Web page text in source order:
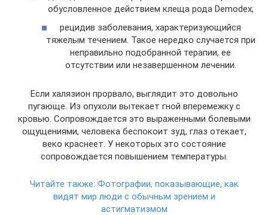
обусловленное действием клеща рода Demodex;
рецидив заболевания, характеризующийся
тяжелым течением. Такое нередко случается при
неправильно подобранной терапии, ее
отсутствии или незавершенном лечении.
Если халязион прорвало, выглядит это довольно
пугающе. Из опухоли вытекает гной вперемежку с
кровью. Сопровождается это выраженными болевыми
ощущениями, человека беспокоит зуд, глаз отекает,
веко краснеет. У некоторых это состояние
сопровождается повышением температуры.
Читайте также: Фотографии, показывающие, как
видят мир люди с обычным зрением и
астигматизмом